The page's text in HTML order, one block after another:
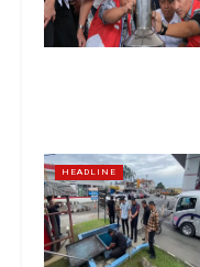
HEADLINE